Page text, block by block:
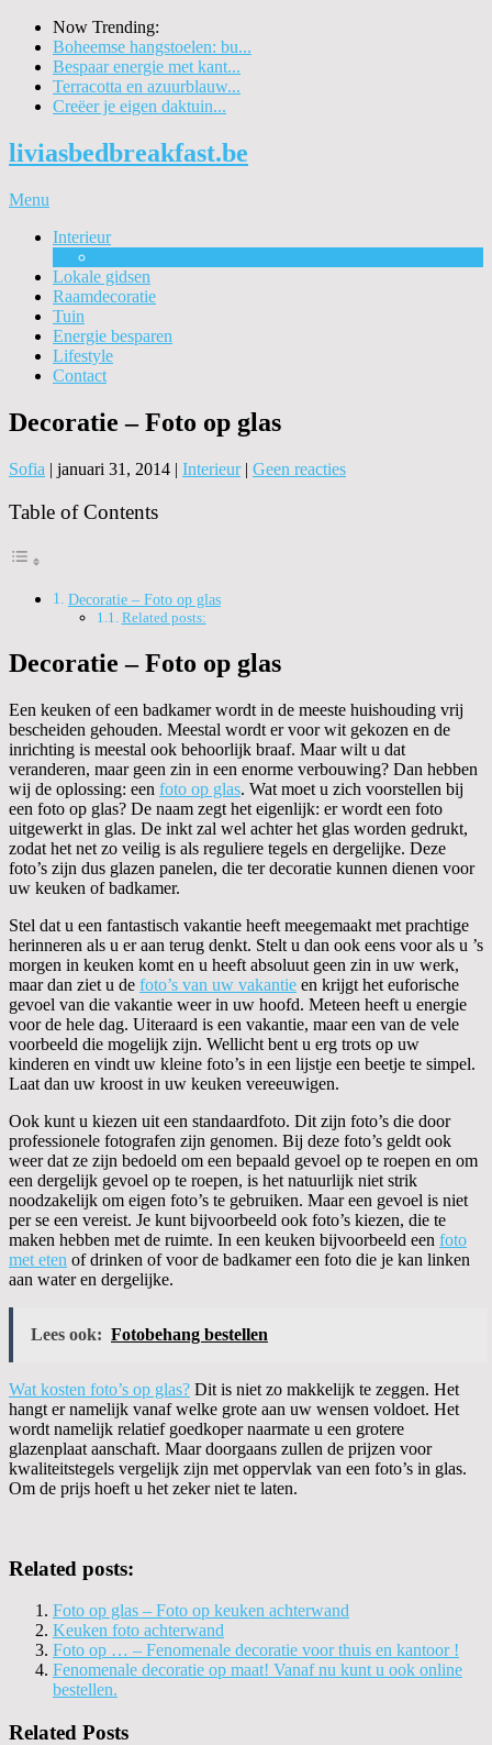
Now Trending:
Boheemse hangstoelen: bu...
Bespaar energie met kant...
Terracotta en azuurblauw...
Creëer je eigen daktuin...
liviasbedbreakfast.be
Menu
Interieur
Lokale gidsen
Raamdecoratie
Tuin
Energie besparen
Lifestyle
Contact
Decoratie – Foto op glas
Sofia | januari 31, 2014 | Interieur| Geen reacties
Table of Contents
Decoratie – Foto op glas
Related posts:
Decoratie – Foto op glas
Een keuken of een badkamer wordt in de meeste huishouding vrij
bescheiden gehouden. Meestal wordt er voor wit gekozen en de
inrichting is meestal ook behoorlijk braaf. Maar wilt u dat
veranderen, maar geen zin in een enorme verbouwing? Dan hebben
wij de oplossing: een foto op glas. Wat moet u zich voorstellen bij
een foto op glas? De naam zegt het eigenlijk: er wordt een foto
uitgewerkt in glas. De inkt zal wel achter het glas worden gedrukt,
zodat het net zo veilig is als reguliere tegels en dergelijke. Deze
foto’s zijn dus glazen panelen, die ter decoratie kunnen dienen voor
uw keuken of badkamer.
Stel dat u een fantastisch vakantie heeft meegemaakt met prachtige
herinneren als u er aan terug denkt. Stelt u dan ook eens voor als u ’s
morgen in keuken komt en u heeft absoluut geen zin in uw werk,
maar dan ziet u de foto’s van uw vakantie en krijgt het euforische
gevoel van die vakantie weer in uw hoofd. Meteen heeft u energie
voor de hele dag. Uiteraard is een vakantie, maar een van de vele
voorbeeld die mogelijk zijn. Wellicht bent u erg trots op uw
kinderen en vindt uw kleine foto’s in een lijstje een beetje te simpel.
Laat dan uw kroost in uw keuken vereeuwigen.
Ook kunt u kiezen uit een standaardfoto. Dit zijn foto’s die door
professionele fotografen zijn genomen. Bij deze foto’s geldt ook
weer dat ze zijn bedoeld om een bepaald gevoel op te roepen en om
een dergelijk gevoel op te roepen, is het natuurlijk niet strik
noodzakelijk om eigen foto’s te gebruiken. Maar een gevoel is niet
per se een vereist. Je kunt bijvoorbeeld ook foto’s kiezen, die te
maken hebben met de ruimte. In een keuken bijvoorbeeld een foto
met eten of drinken of voor de badkamer een foto die je kan linken
aan water en dergelijke.
Lees ook: Fotobehang bestellen
Wat kosten foto’s op glas? Dit is niet zo makkelijk te zeggen. Het
hangt er namelijk vanaf welke grote aan uw wensen voldoet. Het
wordt namelijk relatief goedkoper naarmate u een grotere
glazenplaat aanschaft. Maar doorgaans zullen de prijzen voor
kwaliteitstegels vergelijk zijn met oppervlak van een foto’s in glas.
Om de prijs hoeft u het zeker niet te laten.
Related posts:
Foto op glas – Foto op keuken achterwand
Keuken foto achterwand
Foto op … – Fenomenale decoratie voor thuis en kantoor !
Fenomenale decoratie op maat! Vanaf nu kunt u ook online
bestellen.
Related Posts